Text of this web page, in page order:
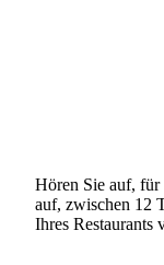
Hören Sie auf, für
auf, zwischen 12
Ihres Restaurants